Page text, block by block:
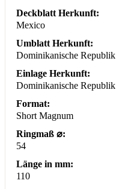
Deckblatt Herkunft:
Mexico
Umblatt Herkunft:
Dominikanische Republik
Einlage Herkunft:
Dominikanische Republik
Format:
Short Magnum
Ringmaß ⌀:
54
Länge in mm:
110